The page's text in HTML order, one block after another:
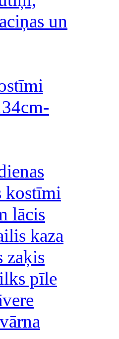
un
kostīmi
lācis
kaza
zaķis
pīle